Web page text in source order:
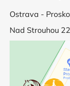
Ostrava -
Nad Strouhou